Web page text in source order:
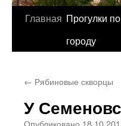
Перейти
Главная Прогулки по
городу
← Рябиновые скворцы
У
Опубликовано